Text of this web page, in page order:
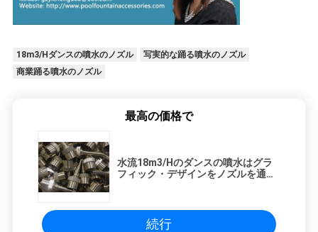
18m3/Hダンスの噴水のノズル
写実的な踊る噴水のノズル
商業踊る噴水のノズル
最高の価格で
水流18m3/Hのダンスの噴水はグラ
フィック・デザインをノズルを通し
続行